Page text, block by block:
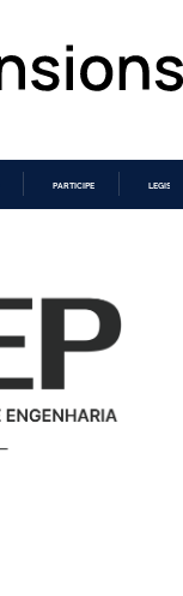
PARTICIPE